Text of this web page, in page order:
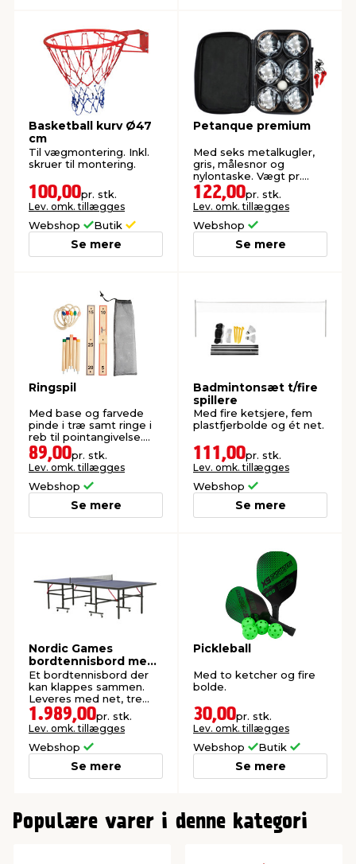
Basketball kurv Ø47
cm
Til vægmontering. Inkl.
skruer til montering.
100,00pr. stk.
Lev. omk. tillægges
Webshop Butik
Se mere
Petanque premium
Med seks metalkugler,
gris, målesnor og
nylontaske. Vægt pr.
kugle: 720 gram.
122,00pr. stk.
Lev. omk. tillægges
Webshop
Se mere
Ringspil
Med base og farvede
pinde i træ samt ringe i
reb til pointangivelse.
FSC®-mærket.
89,00pr. stk.
Lev. omk. tillægges
Webshop
Se mere
Badmintonsæt t/fire
spillere
Med fire ketsjere, fem
plastfjerbolde og ét net.
111,00pr. stk.
Lev. omk. tillægges
Webshop
Se mere
Nordic Games
bordtennisbord med
net, 2 bat og tre
bolde
Et bordtennisbord der
kan klappes sammen.
Leveres med net, tre
bolde og 2 bat.
1.989,00pr. stk.
Lev. omk. tillægges
Webshop
Se mere
Pickleball
Med to ketcher og fire
bolde.
30,00pr. stk.
Lev. omk. tillægges
Webshop Butik
Se mere
1
2
Populære varer i denne kategori